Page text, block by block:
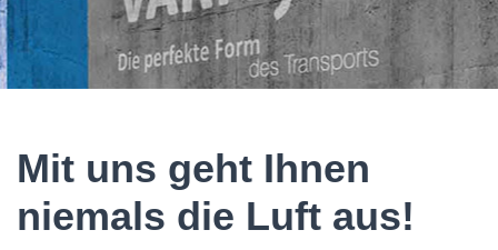
Mit uns geht Ihnen
niemals die Luft aus!